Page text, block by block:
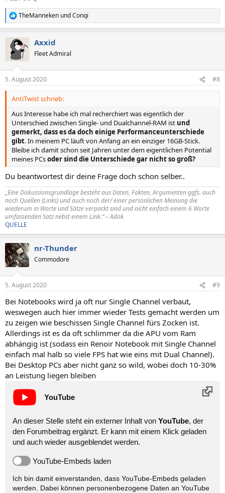
R
e
k
t
i
e
n
TheManneken undConqi
Axxid
Fleet Admiral
5. August 2020 #8
AntiTwist schrieb:
Aus Interesse habe ich mal recherchiert was eigentlich der
Unterschied zwischen Single- und Dualchannel-RAM ist und
gemerkt, dass es da doch einige Performanceunterschiede
gibt. In meinem PC läuft von Anfang an ein einziger 16GB-Stick.
Bleibe ich damit schon seit Jahren unter dem eigentlichen Potential
meines PCsoder sind die Unterschiede gar nicht so groß?
Du beantwortest dir deine Frage doch schon selber..
„Eine Diskussionsgrundlage besteht aus Daten, Fakten, Argumenten ggfs. auch
noch Quellen (Links) und auch noch der/ einer persönlichen Meinung die
wiederum in Worte und Sätze verpackt sind und nicht einfach einem 6 Worte
umfassenden Satz nebst einem Link.“ – Adok
QUELLE
nr-Thunder
Commodore
5. August 2020 #9
Bei Notebooks wird ja oft nur Single Channel verbaut,
weswegen auch hier immer wieder Tests gemacht werden um
zu zeigen wie beschissen Single Channel fürs Zocken ist.
Allerdings ist es da oft schlimmer da die APU vom Ram
abhängig ist (sodass ein Renoir Notebook mit Single Channel
einfach mal halb so viele FPS hat wie eins mit Dual Channel).
Bei Desktop PCs aber nicht ganz so wild, wobei doch 10-30%
an Leistung liegen bleiben
YouTube
An dieser Stelle steht ein externer Inhalt von YouTube, der
den Forumbeitrag ergänzt. Er kann mit einem Klick geladen
und auch wieder ausgeblendet werden.
YouTube-Embeds laden
Ich bin damit einverstanden, dass YouTube-Embeds geladen
werden. Dabei können personen­bezogene Daten an YouTube